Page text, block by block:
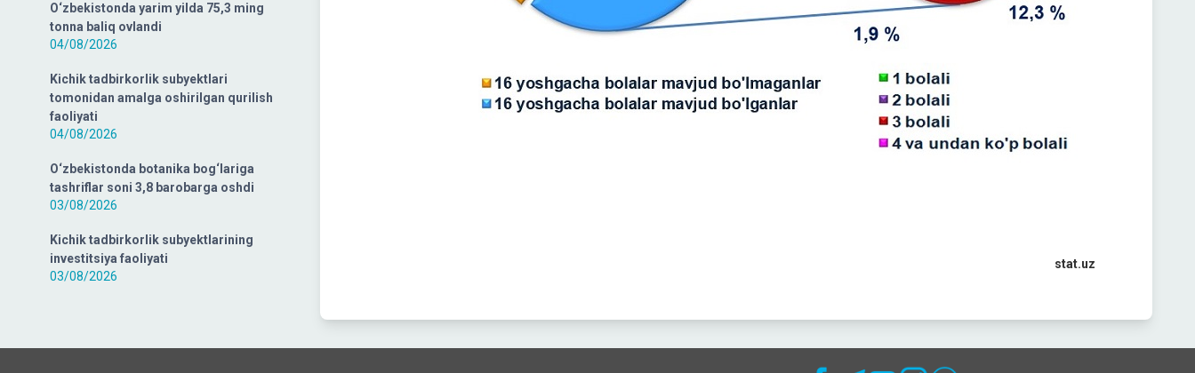
O‘zbekistonda yarim yilda 75,3 ming
tonna baliq ovlandi
04/08/2026
Kichik tadbirkorlik subyektlari
tomonidan amalga oshirilgan qurilish
faoliyati
04/08/2026
O‘zbekistonda botanika bog‘lariga
tashriflar soni 3,8 barobarga oshdi
03/08/2026
Kichik tadbirkorlik subyektlarining
investitsiya faoliyati
03/08/2026
stat.uz